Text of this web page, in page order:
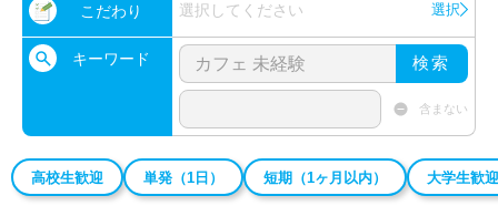
こだわり 選択してください 選択
キーワード 検索
含まない
高校生歓迎 単発（1日） 短期（1ヶ月以内） 大学生歓迎